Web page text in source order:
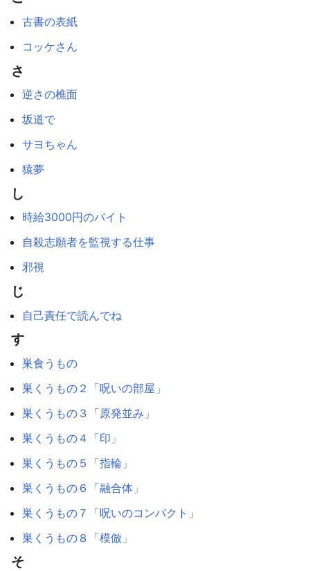
古書の表紙
コッケさん
さ
逆さの樵面
坂道で
サヨちゃん
猿夢
し
時給3000円のバイト
自殺志願者を監視する仕事
邪視
じ
自己責任で読んでね
す
巣食うもの
巣くうもの２「呪いの部屋」
巣くうもの３「原発並み」
巣くうもの４「印」
巣くうもの５「指輪」
巣くうもの６「融合体」
巣くうもの７「呪いのコンパクト」
巣くうもの８「模倣」
そ